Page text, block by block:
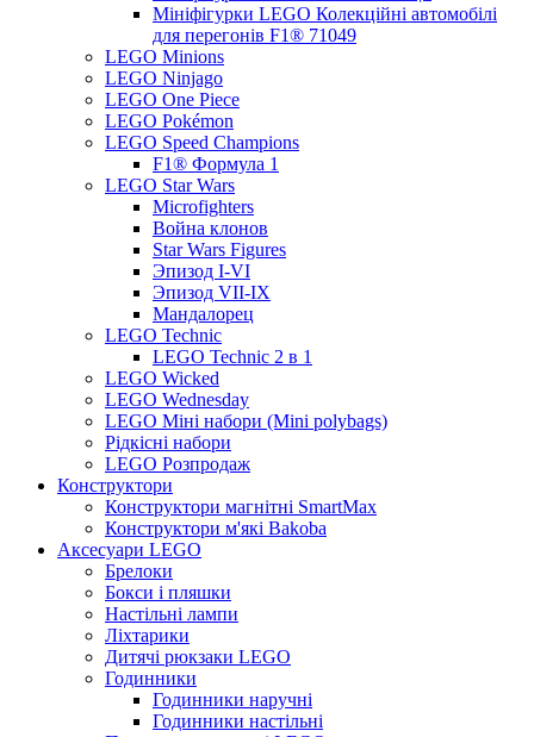
Мініфігурки LEGO Колекційні автомобілі
для перегонів F1® 71049
LEGO Minions
LEGO Ninjago
LEGO One Piece
LEGO Pokémon
LEGO Speed Champions
F1® Формула 1
LEGO Star Wars
Microfighters
Война клонов
Star Wars Figures
Эпизод I-VI
Эпизод VII-IX
Мандалорец
LEGO Technic
LEGO Technic 2 в 1
LEGO Wicked
LEGO Wednesday
LEGO Міні набори (Mini polybags)
Рідкісні набори
LEGO Розпродаж
Конструктори
Конструктори магнітні SmartMax
Конструктори м'які Bakoba
Аксесуари LEGO
Брелоки
Бокси і пляшки
Настільні лампи
Ліхтарики
Дитячі рюкзаки LEGO
Годинники
Годинники наручні
Годинники настільні